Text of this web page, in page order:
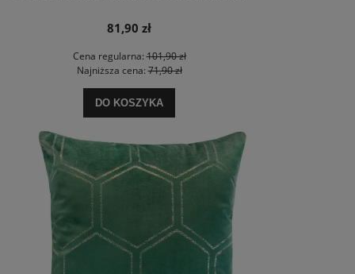
81,90 zł
Cena regularna:101,90 zł
Najniższa cena:71,90 zł
DO KOSZYKA